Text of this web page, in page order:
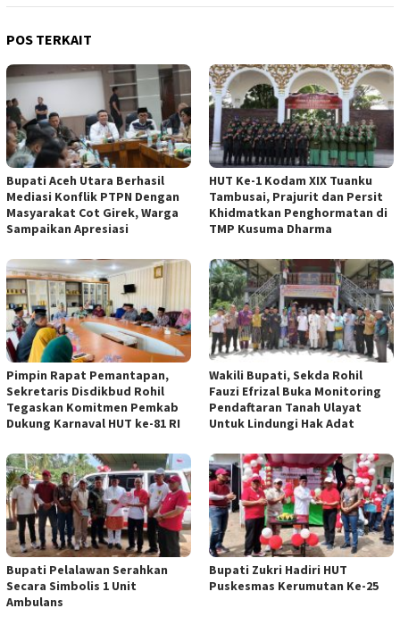
POS TERKAIT
Bupati Aceh Utara Berhasil
Mediasi Konflik PTPN Dengan
Masyarakat Cot Girek, Warga
Sampaikan Apresiasi
HUT Ke-1 Kodam XIX Tuanku
Tambusai, Prajurit dan Persit
Khidmatkan Penghormatan di
TMP Kusuma Dharma
Pimpin Rapat Pemantapan,
Sekretaris Disdikbud Rohil
Tegaskan Komitmen Pemkab
Dukung Karnaval HUT ke-81 RI
Wakili Bupati, Sekda Rohil
Fauzi Efrizal Buka Monitoring
Pendaftaran Tanah Ulayat
Untuk Lindungi Hak Adat
Bupati Pelalawan Serahkan
Secara Simbolis 1 Unit
Ambulans
Bupati Zukri Hadiri HUT
Puskesmas Kerumutan Ke-25